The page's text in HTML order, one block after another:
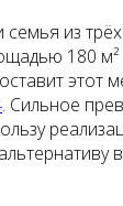
семья из
180 м²
этот
. Сильное